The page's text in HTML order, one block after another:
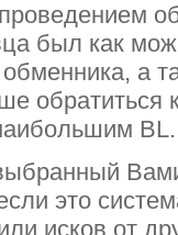
был как
а
BL.
это
исков от